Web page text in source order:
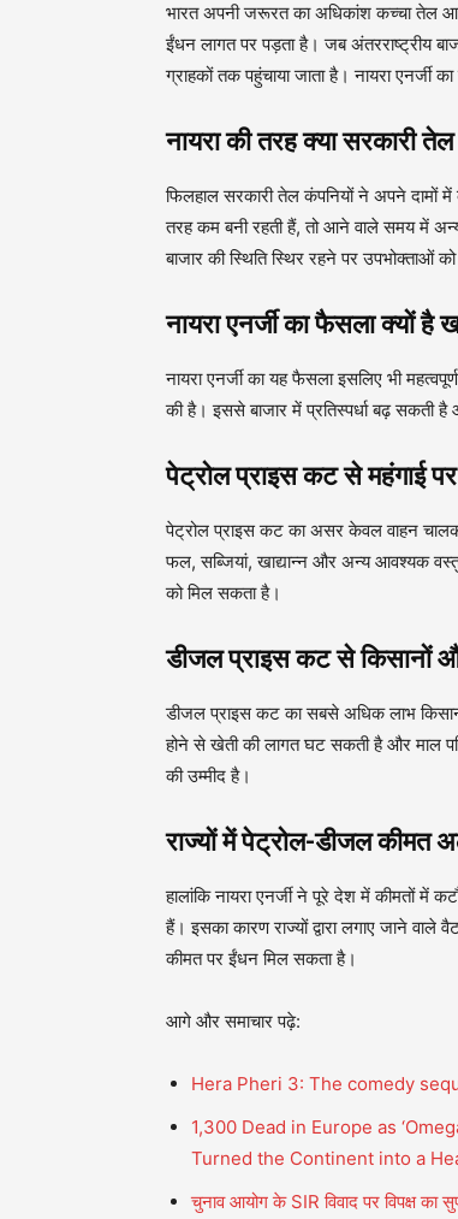
भारत अपनी जरूरत का अधिकांश कच्चा तेल
ईंधन लागत पर पड़ता है। जब अंतरराष्ट्रीय
ग्राहकों तक पहुंचाया जाता है। नायरा एनर्जी
नायरा की तरह क्या सरकारी
फिलहाल सरकारी तेल कंपनियों ने अपने दामों में
तरह कम बनी रहती हैं, तो आने वाले समय में
बाजार की स्थिति स्थिर रहने पर उपभोक्ताओं
नायरा एनर्जी का फैसला क्यों है
नायरा एनर्जी का यह फैसला इसलिए भी
की है। इससे बाजार में प्रतिस्पर्धा बढ़ सकती
पेट्रोल प्राइस कट से महंगाई
पेट्रोल प्राइस कट का असर केवल वाहन
फल, सब्जियां, खाद्यान्न और अन्य आवश्यक
को मिल सकता है।
डीजल प्राइस कट से किसानों
डीजल प्राइस कट का सबसे अधिक लाभ
होने से खेती की लागत घट सकती है और माल
की उम्मीद है।
राज्यों में पेट्रोल-डीजल कीमत
हालांकि नायरा एनर्जी ने पूरे देश में कीमतों
हैं। इसका कारण राज्यों द्वारा लगाए जाने
कीमत पर ईंधन मिल सकता है।
आगे और समाचार पढ़े:
Hera Pheri 3: The comedy
1,300 Dead in Europe as
Turned the Continent into a
चुनाव आयोग के SIR विवाद पर विपक्ष